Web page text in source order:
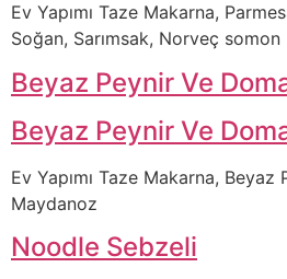
Ev Yapımı Taze Makarna,
Soğan, Sarımsak, Norveç somon
Beyaz Peynir Ve
Beyaz Peynir Ve
Ev Yapımı Taze Makarna,
Maydanoz
Noodle Sebzeli